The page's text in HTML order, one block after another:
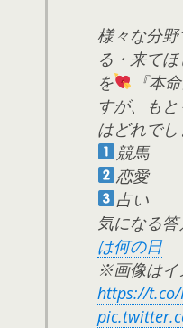
様々な分
る・来て
を
『本
すが、も
はどれでし
競馬
恋愛
占い
気になる
は何の日
※画像はイ
https://t.co/